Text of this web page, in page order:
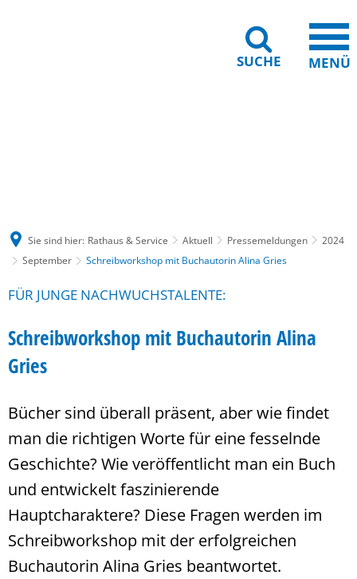
SUCHE MENÜ
Sie sind hier: Rathaus & Service Aktuell Pressemeldungen
2024
September
Schreibworkshop mit Buchautorin Alina Gries
FÜR JUNGE NACHWUCHSTALENTE:
Schreibworkshop mit Buchautorin Alina
Gries
Bücher sind überall präsent, aber wie findet
man die richtigen Worte für eine fesselnde
Geschichte? Wie veröffentlicht man ein Buch
und entwickelt faszinierende
Hauptcharaktere? Diese Fragen werden im
Schreibworkshop mit der erfolgreichen
Buchautorin Alina Gries beantwortet.